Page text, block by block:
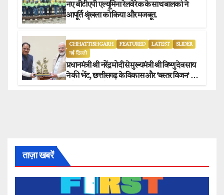
नए बीटीएपी एल्यूमिना रेलवे रेक के साथ बालको ने
आपूर्ति श्रृंखला को किया और मजबूत.
CHHATTISHGARH FEATURED LATEST
SLIDER
नई दिल्ली
प्रधानमंत्री श्री नरेंद्र मोदी से मुख्यमंत्री श्री विष्णु देव साय
ने की भेंट, छत्तीसगढ़ के विकास और ‘बस्तर विजन’ पर
ताज़ा खबरें